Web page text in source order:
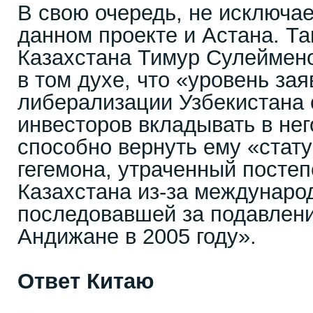
В свою очередь, не
данном проекте и Астана.
Казахстана Тимур
в том духе, что «уровень
либерализации
инвесторов вкладывать в
способно вернуть ему
гегемона, утраченный
Казахстана из-за
последовавшей за
Андижане в 2005 году».
Ответ Китаю